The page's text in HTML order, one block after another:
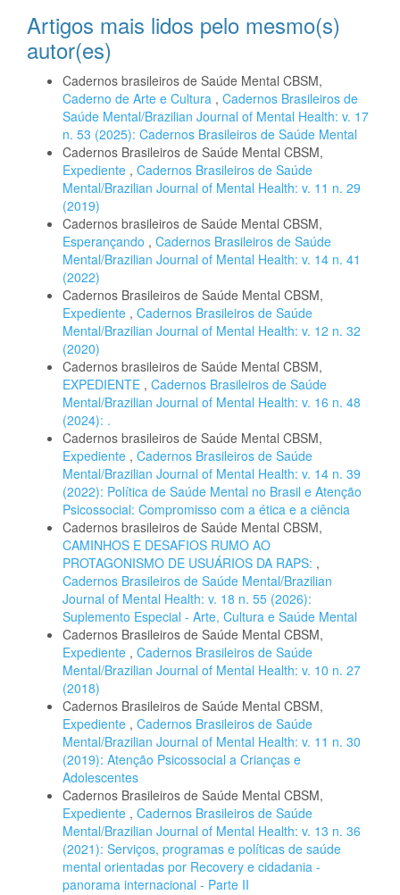
Artigos mais lidos pelo mesmo(s)
autor(es)
Cadernos brasileiros de Saúde Mental CBSM,
Caderno de Arte e Cultura , Cadernos Brasileiros de
Saúde Mental/Brazilian Journal of Mental Health: v. 17
n. 53 (2025): Cadernos Brasileiros de Saúde Mental
Cadernos Brasileiros de Saúde Mental CBSM,
Expediente , Cadernos Brasileiros de Saúde
Mental/Brazilian Journal of Mental Health: v. 11 n. 29
(2019)
Cadernos brasileiros de Saúde Mental CBSM,
Esperançando , Cadernos Brasileiros de Saúde
Mental/Brazilian Journal of Mental Health: v. 14 n. 41
(2022)
Cadernos Brasileiros de Saúde Mental CBSM,
Expediente , Cadernos Brasileiros de Saúde
Mental/Brazilian Journal of Mental Health: v. 12 n. 32
(2020)
Cadernos brasileiros de Saúde Mental CBSM,
EXPEDIENTE , Cadernos Brasileiros de Saúde
Mental/Brazilian Journal of Mental Health: v. 16 n. 48
(2024): .
Cadernos brasileiros de Saúde Mental CBSM,
Expediente , Cadernos Brasileiros de Saúde
Mental/Brazilian Journal of Mental Health: v. 14 n. 39
(2022): Política de Saúde Mental no Brasil e Atenção
Psicossocial: Compromisso com a ética e a ciência
Cadernos brasileiros de Saúde Mental CBSM,
CAMINHOS E DESAFIOS RUMO AO
PROTAGONISMO DE USUÁRIOS DA RAPS: ,
Cadernos Brasileiros de Saúde Mental/Brazilian
Journal of Mental Health: v. 18 n. 55 (2026):
Suplemento Especial - Arte, Cultura e Saúde Mental
Cadernos Brasileiros de Saúde Mental CBSM,
Expediente , Cadernos Brasileiros de Saúde
Mental/Brazilian Journal of Mental Health: v. 10 n. 27
(2018)
Cadernos Brasileiros de Saúde Mental CBSM,
Expediente , Cadernos Brasileiros de Saúde
Mental/Brazilian Journal of Mental Health: v. 11 n. 30
(2019): Atenção Psicossocial a Crianças e
Adolescentes
Cadernos Brasileiros de Saúde Mental CBSM,
Expediente , Cadernos Brasileiros de Saúde
Mental/Brazilian Journal of Mental Health: v. 13 n. 36
(2021): Serviços, programas e políticas de saúde
mental orientadas por Recovery e cidadania -
panorama internacional - Parte II